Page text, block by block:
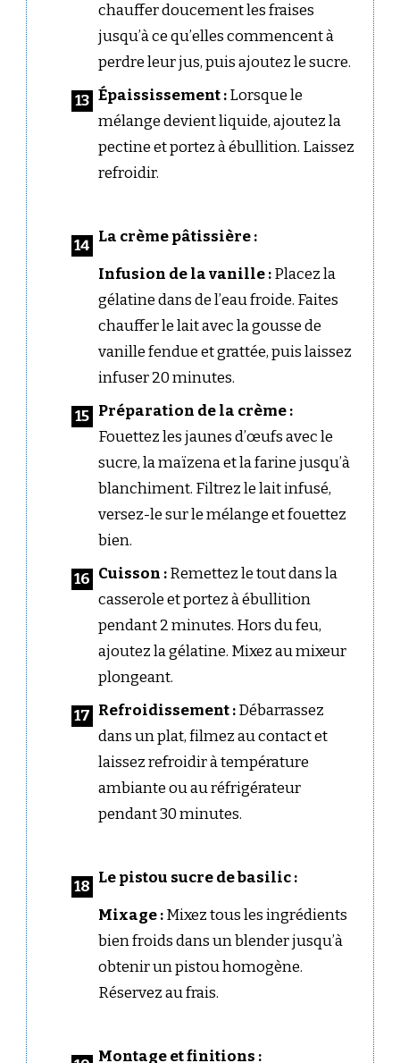
chauffer doucement les fraises
jusqu’à ce qu’elles commencent à
perdre leur jus, puis ajoutez le sucre.
Épaississement :Lorsque le
mélange devient liquide, ajoutez la
pectine et portez à ébullition. Laissez
refroidir.
La crème pâtissière :
Infusion de la vanille :Placez la
gélatine dans de l’eau froide. Faites
chauffer le lait avec la gousse de
vanille fendue et grattée, puis laissez
infuser 20 minutes.
Préparation de la crème :
Fouettez les jaunes d’œufs avec le
sucre, la maïzena et la farine jusqu’à
blanchiment. Filtrez le lait infusé,
versez-le sur le mélange et fouettez
bien.
Cuisson :Remettez le tout dans la
casserole et portez à ébullition
pendant 2 minutes. Hors du feu,
ajoutez la gélatine. Mixez au mixeur
plongeant.
Refroidissement :Débarrassez
dans un plat, filmez au contact et
laissez refroidir à température
ambiante ou au réfrigérateur
pendant 30 minutes.
Le pistou sucre de basilic :
Mixage :Mixez tous les ingrédients
bien froids dans un blender jusqu’à
obtenir un pistou homogène.
Réservez au frais.
Montage et finitions :